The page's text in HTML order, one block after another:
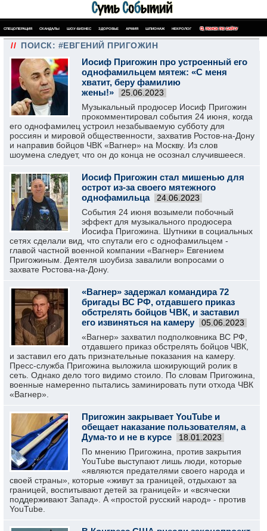
СПЕЦОПЕРАЦИЯ СКАНДАЛЫ ШОУ-БИЗНЕС ЗДОРОВЬЕ АРМИЯ ШПИОНАЖ НЕКРОЛОГ ПОИСК ПО САЙТУ
// ПОИСК: #ЕВГЕНИЙ ПРИГОЖИН
Иосиф Пригожин про устроенный его
однофамильцем мятеж: «С меня
хватит, беру фамилию
жены!»
25.06.2023
Музыкальный продюсер Иосиф Пригожин
прокомментировал события 24 июня, когда
его однофамилец устроил незабываемую субботу для
россиян и мировой общественности, захватив Ростов-на-Дону
и направив бойцов ЧВК «Вагнер» на Москву. Из слов
шоумена следует, что он до конца не осознал случившееся.
Иосиф Пригожин стал мишенью для
острот из-за своего мятежного
однофамильца
24.06.2023
События 24 июня возымели побочный
эффект для музыкального продюсера
Иосифа Пригожина. Шутники в социальных
сетях сделали вид, что спутали его с однофамильцем -
главой частной военной компании «Вагнер» Евгением
Пригожиным. Деятеля шоубиза завалили вопросами о
захвате Ростова-на-Дону.
«Вагнер» задержал командира 72
бригады ВС РФ, отдавшего приказ
обстрелять бойцов ЧВК, и заставил
его извиняться на камеру
05.06.2023
«Вагнер» захватил подполковника ВС РФ,
отдавшего приказ обстрелять бойцов ЧВК,
и заставил его дать признательные показания на камеру.
Пресс-служба Пригожина выложила шокирующий ролик в
сеть. Однако дело того видимо стоило. По словам Пригожина,
военные намеренно пытались заминировать пути отхода ЧВК
«Вагнер».
Пригожин закрывает YouTube и
обещает наказание пользователям, а
Дума-то и не в курсе
18.01.2023
По мнению Пригожина, против закрытия
YouTube выступают лишь люди, которые
«являются предателями своего народа и
своей страны», которые «живут за границей, отдыхают за
границей, воспитывают детей за границей» и «всячески
поддерживают Запад». А «простой русский народ» - против
YouTube.